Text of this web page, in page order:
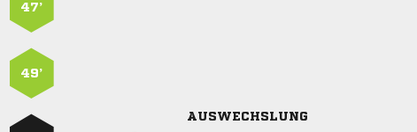
47’
49’
AUSWECHSLUNG